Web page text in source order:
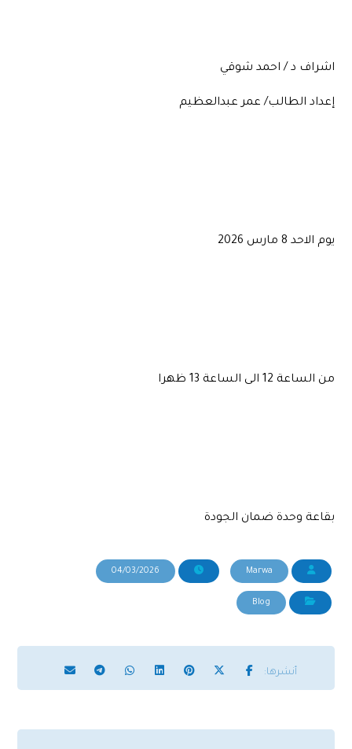
اشراف د / احمد شوقي
إعداد الطالب/ عمر عبدالعظيم
يوم الاحد 8 مارس 2026
من الساعة 12 الى الساعة 13 ظهرا
بقاعة وحدة ضمان الجودة
Marwa
04/03/2026
Blog